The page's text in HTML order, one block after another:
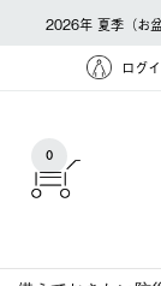
2026年 夏季（お
ログ
0